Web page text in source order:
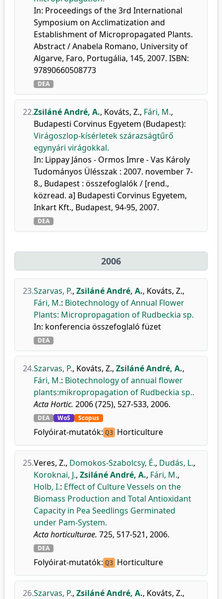
In: Proceedings of the 3rd International
Symposium on Acclimatization and
Establishment of Micropropagated Plants.
Abstract / Anabela Romano, University of
Algarve, Faro, Portugália, 145, 2007. ISBN:
97890660508773
DEA
22.Zsiláné André, A., Kováts, Z., Fári, M.,
Budapesti Corvinus Egyetem (Budapest):
Virágoszlop-kísérletek szárazságtűrő
egynyári virágokkal.
In: Lippay János - Ormos Imre - Vas Károly
Tudományos Ülésszak : 2007. november 7-
8., Budapest : összefoglalók / [rend.,
közread. a] Budapesti Corvinus Egyetem,
Inkart Kft., Budapest, 94-95, 2007.
DEA
2006
23.Szarvas, P., Zsiláné André, A., Kováts, Z.,
Fári, M.: Biotechnology of Annual Flower
Plants: Micropropagation of Rudbeckia sp.
In: konferencia összefoglaló füzet
DEA
24.Szarvas, P., Kováts, Z., Zsiláné André, A.,
Fári, M.: Biotechnology of annual flower
plants:mikropropagation of Rudbeckia sp..
Acta Hortic. 2006 (725), 527-533, 2006.
DEA WoS Scopus
Folyóirat-mutatók: Q3 Horticulture
25.Veres, Z., Domokos-Szabolcsy, É., Dudás, L.,
Koroknai, J., Zsiláné André, A., Fári, M.,
Holb, I.: Effect of Culture Vessels on the
Biomass Production and Total Antioxidant
Capacity in Pea Seedlings Germinated
under Pam-System.
Acta horticulturae. 725, 517-521, 2006.
DEA
Folyóirat-mutatók: Q3 Horticulture
26.Szarvas, P., Zsiláné André, A., Kováts, Z.,